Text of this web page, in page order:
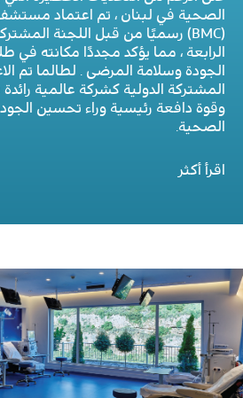
الصحية في لبنان ، تم اعتماد
الرابعة ، مما يؤكد مجددًا مكانته في
الجودة وسلامة المرضى . لطالما تم
المشتركة الدولية كشركة عالمية
وقوة دافعة رئيسية وراء تحسين
الصحية.
اقرأ أكثر